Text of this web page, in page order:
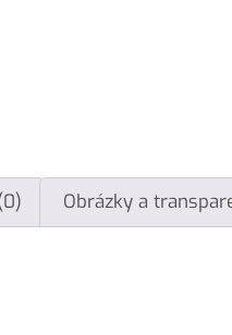
Obrázky a